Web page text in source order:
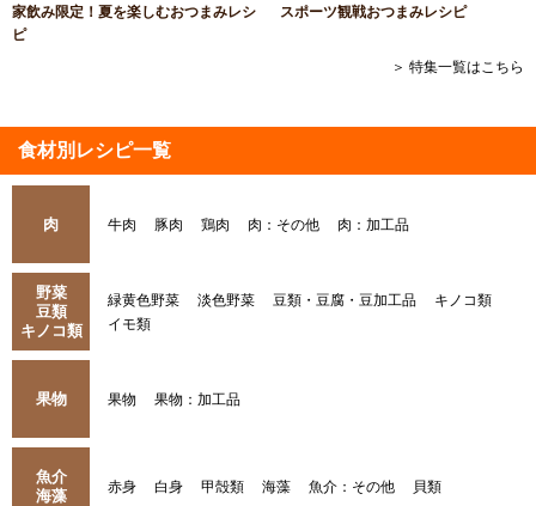
家飲み限定！夏を楽しむおつまみレシ
ピ
スポーツ観戦おつまみレシピ
＞ 特集一覧はこちら
食材別レシピ一覧
肉 牛肉 豚肉 鶏肉 肉：その他 肉：加工品
野菜
豆類
キノコ類
緑黄色野菜 淡色野菜 豆類・豆腐・豆加工品
キノコ類
イモ類
果物 果物 果物：加工品
魚介
海藻
赤身 白身 甲殻類 海藻 魚介：その他 貝類